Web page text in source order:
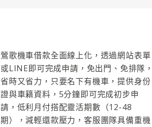
鶯歌機車借款全面線上化，透過網站表單
或LINE即可完成申請，免出門、免排隊，
省時又省力，只要名下有機車，提供身份
證與車籍資料，5分鐘即可完成初步申
請，低利月付搭配靈活期數（12-48
期），減輕還款壓力，客服團隊具備重機